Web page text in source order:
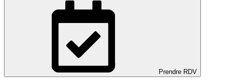
Prendre RDV